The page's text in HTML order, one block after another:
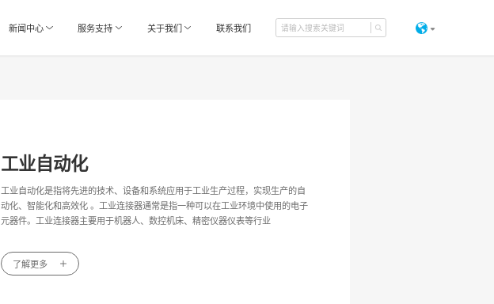
新闻中心 服务支持 关于我们 联系我们
工业自动化
工业自动化是指将先进的技术、设备和系统应用于工业生产过程，实现生产的自
动化、智能化和高效化 。工业连接器通常是指一种可以在工业环境中使用的电子
元器件。工业连接器主要用于机器人、数控机床、精密仪器仪表等行业
了解更多